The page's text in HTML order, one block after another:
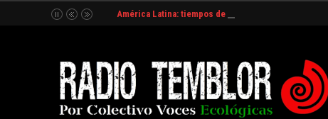
América Latina: tiempos de incertidumbre y